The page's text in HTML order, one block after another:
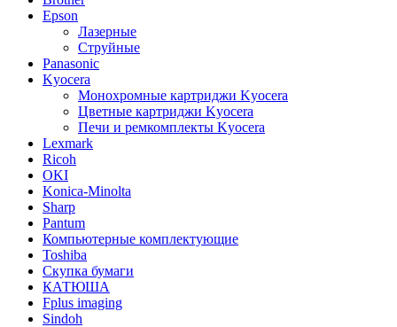
Epson
Лазерные
Струйные
Panasonic
Kyocera
Монохромные картриджи Kyocera
Цветные картриджи Kyocera
Печи и ремкомплекты Kyocera
Lexmark
Ricoh
OKI
Konica-Minolta
Sharp
Pantum
Компьютерные комплектующие
Toshiba
Скупка бумаги
КАТЮША
Fplus imaging
Sindoh